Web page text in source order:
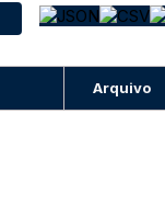
Arquivo